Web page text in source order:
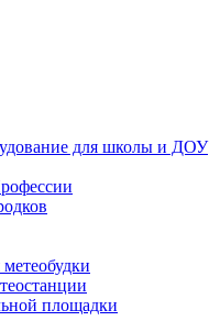
для школы и ДОУ
площадки